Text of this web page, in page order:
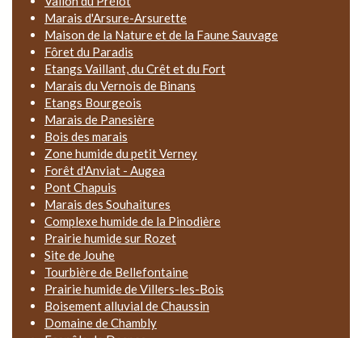
Marais d'Arsure-Arsurette
Maison de la Nature et de la Faune Sauvage
Fôret du Paradis
Etangs Vaillant, du Crêt et du Fort
Marais du Vernois de Binans
Etangs Bourgeois
Marais de Panesière
Bois des marais
Zone humide du petit Verney
Forêt d'Anviat - Augea
Pont Chapuis
Marais des Souhaitures
Complexe humide de la Pinodière
Prairie humide sur Rozet
Site de Jouhe
Tourbière de Bellefontaine
Prairie humide de Villers-les-Bois
Boisement alluvial de Chaussin
Domaine de Chambly